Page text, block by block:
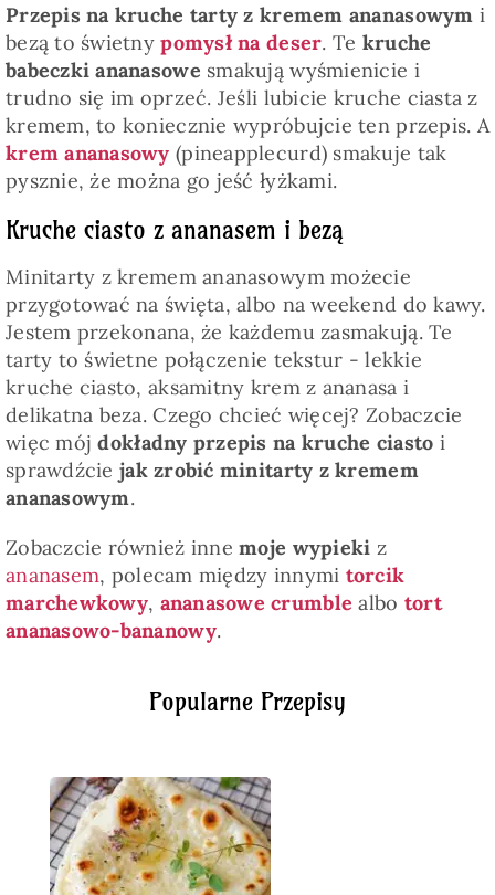
Popularne Przepisy
Przepis na kruche tarty z kremem ananasowym i
bezą to świetnypomysł na deser. Te kruche
babeczki ananasowe smakują wyśmienicie i
trudno się im oprzeć. Jeśli lubicie kruche ciasta z
kremem, to koniecznie wypróbujcie ten przepis. A
krem ananasowy (pineapplecurd) smakuje tak
pysznie, że można go jeść łyżkami.
Kruche ciasto z ananasem i bezą
Minitarty z kremem ananasowym możecie
przygotować na święta, albo na weekend do kawy.
Jestem przekonana, że każdemu zasmakują. Te
tarty to świetne połączenie tekstur - lekkie
kruche ciasto, aksamitny krem z ananasa i
delikatna beza. Czego chcieć więcej? Zobaczcie
więc mójdokładny przepis na kruche ciasto i
sprawdźcie jak zrobić minitarty z kremem
ananasowym.
Zobaczcie również innemoje wypieki z
ananasem, polecam między innymi torcik
marchewkowy, ananasowe crumble albo tort
ananasowo-bananowy.